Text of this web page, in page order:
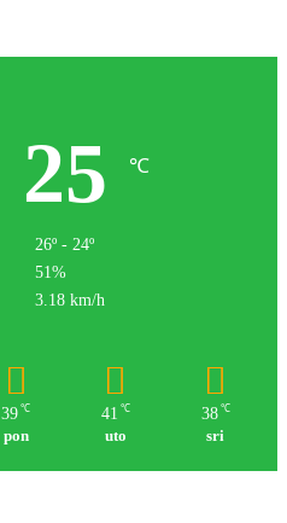
25 ℃
26º - 24º
51%
3.18 km/h
39 ℃
pon
41 ℃
uto
38 ℃
sri